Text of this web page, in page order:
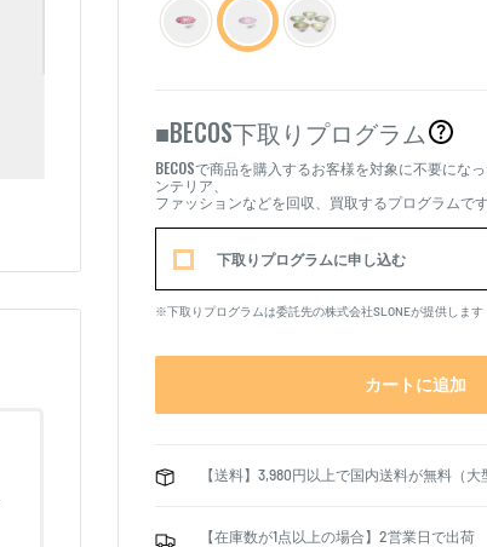
■BECOS下取りプログラム
BECOSで商品を購入するお客様を対象に不要にな
ンテリア、
ファッションなどを回収、買取するプログラムです
下取りプログラムに申し込む
※下取りプログラムは委託先の株式会社SLONEが提供します
カートに追加
【送料】3,980円以上で国内送料が無料（大
【在庫数が1点以上の場合】2営業日で出荷